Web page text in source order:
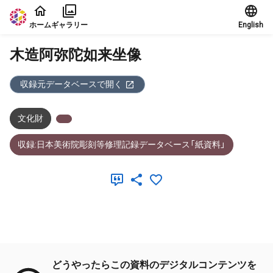
本文に飛ぶ
ホームギャラリー English
木造阿弥陀如来坐像
収録元データベースで開く
文化財
収録:日本美術院彫刻等修理記録データベース「紙資料」
どうやったらこの資料のデジタルコンテンツを